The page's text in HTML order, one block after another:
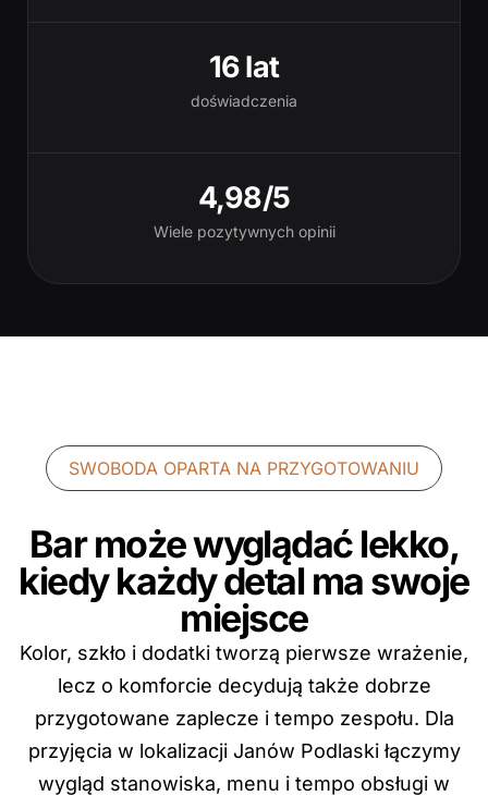
16 lat
doświadczenia
4,98/5
Wiele pozytywnych opinii
SWOBODA OPARTA NA PRZYGOTOWANIU
Bar może wyglądać lekko,
kiedy każdy detal ma swoje
miejsce
Kolor, szkło i dodatki tworzą pierwsze wrażenie,
lecz o komforcie decydują także dobrze
przygotowane zaplecze i tempo zespołu. Dla
przyjęcia w lokalizacji Janów Podlaski łączymy
wygląd stanowiska, menu i tempo obsługi w